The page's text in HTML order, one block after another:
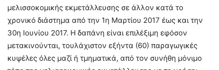
µελισσοκοµικής εκµετάλλευσης σε άλλον κατά το
χρονικό διάστηµα από την 1η Μαρτίου 2017 έως και την
30η Ιουνίου 2017. Η δαπάνη είναι επιλέξιµη εφόσον
µετακινούνται, τουλάχιστον εξήντα (60) παραγωγικές
κυψέλες όλες µαζί ή τµηµατικά, από τον συνήθη µόνιµο